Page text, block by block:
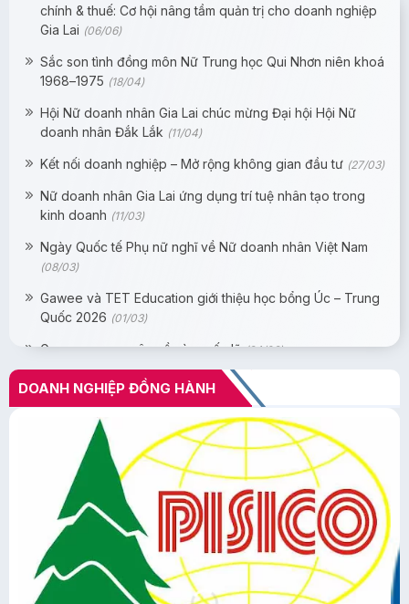
chính & thuế: Cơ hội nâng tầm quản trị cho doanh nghiệp
Gia Lai (06/06)
Sắc son tình đồng môn Nữ Trung học Qui Nhơn niên khoá
1968–1975 (18/04)
Hội Nữ doanh nhân Gia Lai chúc mừng Đại hội Hội Nữ
doanh nhân Đắk Lắk (11/04)
Kết nối doanh nghiệp – Mở rộng không gian đầu tư (27/03)
Nữ doanh nhân Gia Lai ứng dụng trí tuệ nhân tạo trong
kinh doanh (11/03)
Ngày Quốc tế Phụ nữ nghĩ về Nữ doanh nhân Việt Nam
(08/03)
Gawee và TET Education giới thiệu học bổng Úc – Trung
Quốc 2026 (01/03)
Gawee mang xuân về vùng rốn lũ(24/02)
Pisico hành trình 40 năm phát triển bền vững
(24/01)
DOANH NGHIỆP ĐỒNG HÀNH